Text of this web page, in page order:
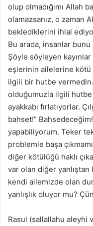
olup olmadığımı Allah
olamazsanız, o zaman
beklediklerini ihlal
Bu arada, insanlar
Şöyle söyleyen
eşlerinin ailelerine kötü
ilgili bir hutbe
olduğumuzla ilgili
ayakkabı fırlatıyorlar.
bahset!”
yapabiliyorum. Teker
problemle başa
diğer kötülüğü haklı
var olan diğer
kendi ailemizde olan
yanlışlık oluyor mu?
Rasul (sallallahu aleyhi